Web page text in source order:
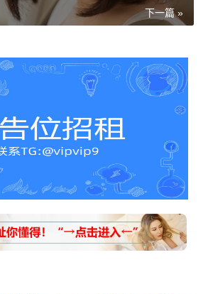
下一篇 »